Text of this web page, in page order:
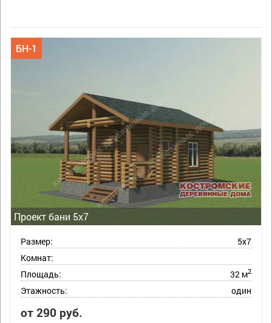
Проект бани 5х7
БН-1
Размер:
5х7
Комнат:
Площадь:
32 м2
Этажность: один
от 290 руб.